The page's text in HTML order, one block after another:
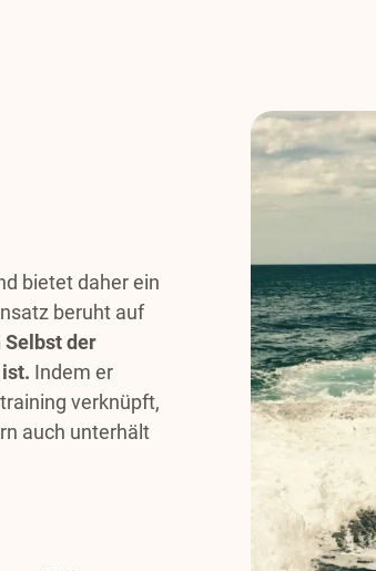
bietet daher ein
beruht auf
Selbst der
Indem er
verknüpft,
auch unterhält